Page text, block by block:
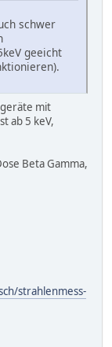
schwer
geeicht
mit
ab 5 keV,
Beta Gamma,
strahlenmess-